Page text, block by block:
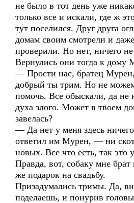
не было в тот день уже
только все и искали, где ж
тут поселился. Друг друга
домам своим смотрели и
проверили. Но нет, ничего
Вернулись они тогда к дому
— Прости нас, братец
добрый ты трим. Но не
помочь. Все обыскали, да
духа злого. Может в твоем
завелась?
— Да нет у меня здесь
ответил им Мурен, — ни
новых. Все что есть, так это
Правда, вот, собаку мне брат
же подарок на свадьбу.
Призадумались тримы. Да,
поделаешь, и понурив